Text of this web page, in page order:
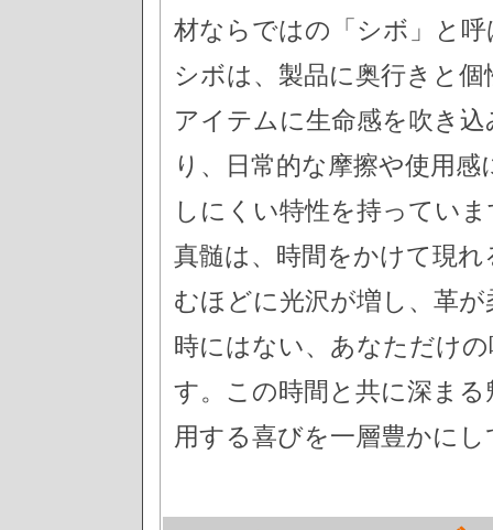
材ならではの「シボ」と
シボは、製品に奥行きと
アイテムに生命感を吹き
り、日常的な摩擦や使用
しにくい特性を持ってい
真髄は、時間をかけて現
むほどに光沢が増し、革
時にはない、あなただけ
す。この時間と共に深ま
用する喜びを一層豊かに